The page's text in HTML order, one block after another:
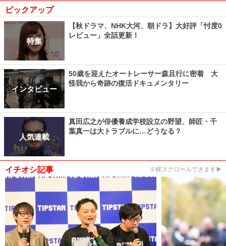
ピックアップ
特集
【秋ドラマ、NHK大河、朝ドラ】大好評「忖度0
レビュー」全話更新！
インタビュー
50歳を迎えたオートレーサー森且行に密着 大
怪我から奇跡の復活ドキュメンタリー
人気連載
真田広之が俳優養成学校設立の野望、師匠・千
葉真一は大トラブルに…どうなる？
イチオシ記事 ※横スクロールできます▶